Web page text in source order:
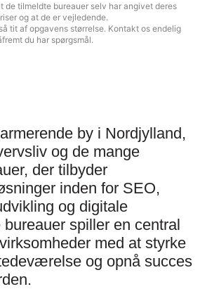
de tilmeldte bureauer selv har angivet deres
og at de er vejledende.
tit af opgavens størrelse. Kontakt os endelig
du har spørgsmål.
by i Nordjylland,
og de mange
der tilbyder
inden for SEO,
og digitale
spiller en central
med at styrke
og opnå succes